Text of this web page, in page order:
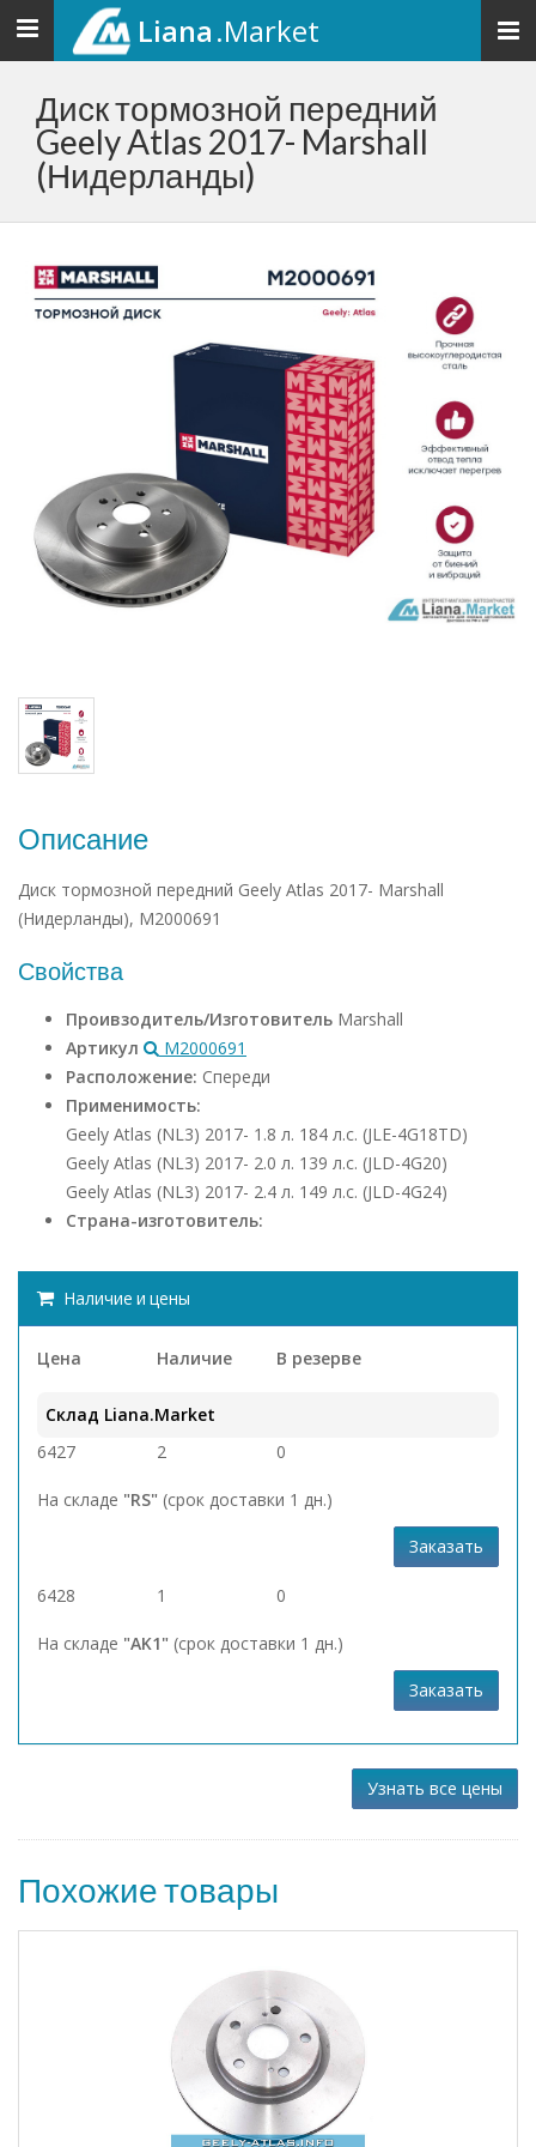
Toggle
navigation
Liana.Market
Диск тормозной передний
Geely Atlas 2017- Marshall
(Нидерланды)
Описание
Диск тормозной передний Geely Atlas 2017- Marshall
(Нидерланды), M2000691
Свойства
Проивзодитель/Изготовитель Marshall
Артикул
M2000691
Расположение: Спереди
Применимость:
Geely Atlas (NL3) 2017- 1.8 л. 184 л.с. (JLE-4G18TD)
Geely Atlas (NL3) 2017- 2.0 л. 139 л.с. (JLD-4G20)
Geely Atlas (NL3) 2017- 2.4 л. 149 л.с. (JLD-4G24)
Страна-изготовитель:
Наличие и цены
Цена Наличие В резерве
Склад Liana.Market
6427
2 0
На складе "RS" (срок доставки 1 дн.)
Заказать
6428 1 0
На складе "AK1" (срок доставки 1 дн.)
Заказать
Узнать все цены
Похожие товары